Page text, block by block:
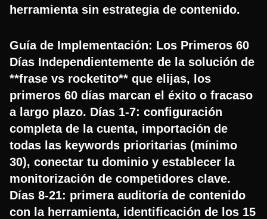
herramienta sin estrategia de contenido.
Guía de Implementación: Los Primeros 60
Días Independientemente de la solución de
**frase vs rocketito** que elijas, los
primeros 60 días marcan el éxito o fracaso
a largo plazo. Días 1-7: configuración
completa de la cuenta, importación de
todas las keywords prioritarias (mínimo
30), conectar tu dominio y establecer la
monitorización de competidores clave.
Días 8-21: primera auditoría de contenido
con la herramienta, identificación de los 15